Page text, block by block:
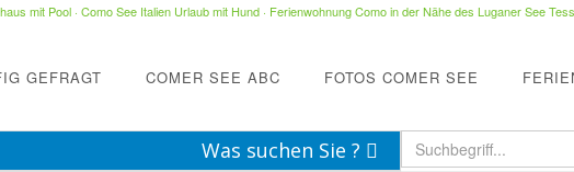
mit Pool· Como See Italien Urlaub mit Hund· Ferienwohnung Como in der Nähe des Luganer See
GEFRAGT COMER SEE ABC FOTOS COMER SEE
Was suchen Sie ?